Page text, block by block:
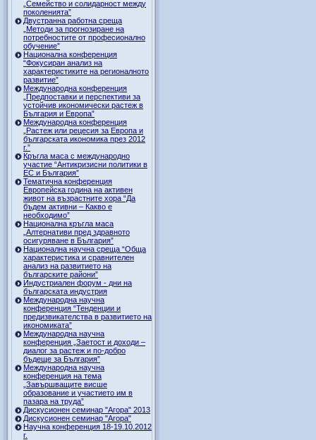
„Семейство и солидарност между
поколенията”
Двустранна работна среща
„Методи за прогнозиране на
потребностите от професионално
обучение”
Национална конференция
“Фокусиран анализ на
характеристиките на регионалното
развитие”
Международна конференция
„Предпоставки и перспективи за
устойчив икономически растеж в
България и Европа”
Международна конференция
„Растеж или рецесия за Европа и
българската икономика през 2012
г.”
Кръгла маса с международно
участие “Антикризисни политики в
ЕС и България”
Тематична конференция
Европейска година на активен
живот на възрастните хора “Да
бъдем активни – Какво е
необходимо”
Национална кръгла маса
„Алтернативи пред здравното
осигуряване в България”
Национална научна среща “Обща
характеристика и сравнителен
анализ на развитието на
българските райони”
Индустриален форум - дни на
българската индустрия
Международна научна
конференция “Тенденции и
предизвикателства в развитието на
икономиката”
Международна научна
конференция „Заетост и доходи –
диалог за растеж и по-добро
бъдеще за България”
Международна научна
конференция на тема
„Завършващите висше
образование и участието им в
пазара на труда”
Дискусионен семинар "Агора" 2013
Дискусионен семинар "Агора"
Научна конференция 18-19.10.2012
г.